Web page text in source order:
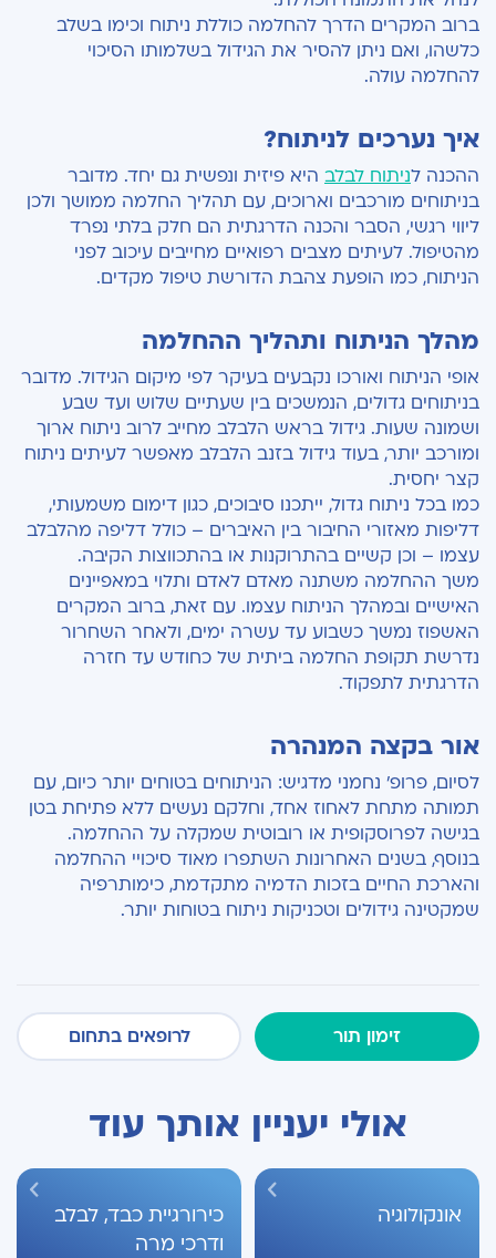
ברוב המקרים הדרך להחלמה כוללת ניתוח וכימו בשלב
כלשהו, ואם ניתן להסיר את הגידול בשלמותו הסיכוי
להחלמה עולה.
איך נערכים לניתוח?
ההכנה לניתוח לבלב היא פיזית ונפשית גם יחד. מדובר
בניתוחים מורכבים וארוכים, עם תהליך החלמה ממושך ולכן
ליווי רגשי, הסבר והכנה הדרגתית הם חלק בלתי נפרד
מהטיפול. לעיתים מצבים רפואיים מחייבים עיכוב לפני
הניתוח, כמו הופעת צהבת הדורשת טיפול מקדים.
מהלך הניתוח ותהליך ההחלמה
אופי הניתוח ואורכו נקבעים בעיקר לפי מיקום הגידול. מדובר
בניתוחים גדולים, הנמשכים בין שעתיים שלוש ועד שבע
ושמונה שעות. גידול בראש הלבלב מחייב לרוב ניתוח ארוך
ומורכב יותר, בעוד גידול בזנב הלבלב מאפשר לעיתים ניתוח
קצר יחסית.
כמו בכל ניתוח גדול, ייתכנו סיבוכים, כגון דימום משמעותי,
דליפות מאזורי החיבור בין האיברים – כולל דליפה מהלבלב
עצמו – וכן קשיים בהתרוקנות או בהתכווצות הקיבה.
משך ההחלמה משתנה מאדם לאדם ותלוי במאפיינים
האישיים ובמהלך הניתוח עצמו. עם זאת, ברוב המקרים
האשפוז נמשך כשבוע עד עשרה ימים, ולאחר השחרור
נדרשת תקופת החלמה ביתית של כחודש עד חזרה
הדרגתית לתפקוד.
אור בקצה המנהרה
לסיום, פרופ' נחמני מדגיש: הניתוחים בטוחים יותר כיום, עם
תמותה מתחת לאחוז אחד, וחלקם נעשים ללא פתיחת בטן
בגישה לפרוסקופית או רובוטית שמקלה על ההחלמה.
בנוסף, בשנים האחרונות השתפרו מאוד סיכויי ההחלמה
והארכת החיים בזכות הדמיה מתקדמת, כימותרפיה
שמקטינה גידולים וטכניקות ניתוח בטוחות יותר.
זימון תור לרופאים בתחום
אולי יעניין אותך עוד
אונקולוגיה
כירורגיית כבד, לבלב
ודרכי מרה